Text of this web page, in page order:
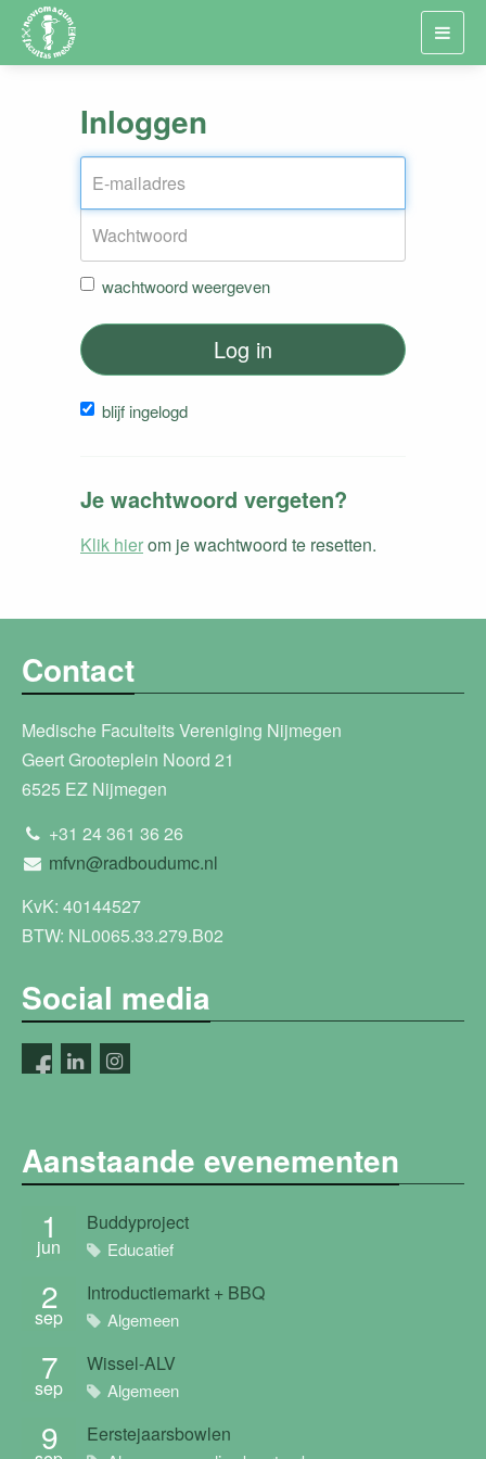
Inloggen
wachtwoord weergeven
Log in
blijf ingelogd
Je wachtwoord vergeten?
Klik hierom je wachtwoord te resetten.
Contact
Medische Faculteits Vereniging Nijmegen
Geert Grooteplein Noord 21
6525 EZ Nijmegen
+31 24 361 36 26
mfvn@radboudumc.nl
KvK: 40144527
BTW: NL0065.33.279.B02
Social media
Aanstaande evenementen
1
jun
Buddyproject
Educatief
2
sep
Introductiemarkt + BBQ
Algemeen
7
sep
Wissel-ALV
Algemeen
9 Eerstejaarsbowlen